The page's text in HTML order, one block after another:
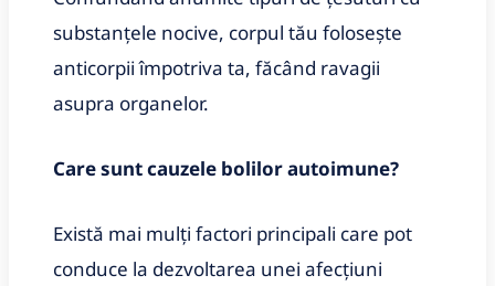
substanțele nocive, corpul tău folosește
anticorpii împotriva ta, făcând ravagii
asupra organelor.
Care sunt cauzele bolilor autoimune?
Există mai mulți factori principali care pot
conduce la dezvoltarea unei afecțiuni